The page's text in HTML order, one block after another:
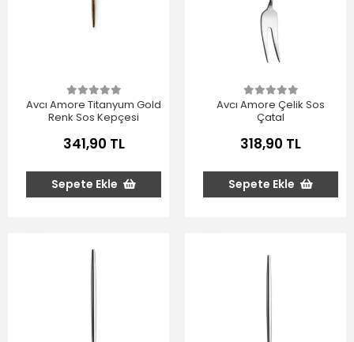
Avcı Amore Titanyum Gold
Renk Sos Kepçesi
341,90 TL
Sepete Ekle
Avcı Amore Çelik Sos
Çatal
318,90 TL
Sepete Ekle